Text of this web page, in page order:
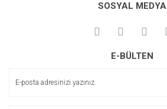
SOSYAL MEDYA
E-BÜLTEN